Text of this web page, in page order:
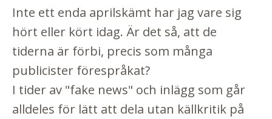
Inte ett enda aprilskämt har jag vare sig
hört eller kört idag. Är det så, att de
tiderna är förbi, precis som många
publicister förespråkat?
I tider av "fake news" och inlägg som går
alldeles för lätt att dela utan källkritik på